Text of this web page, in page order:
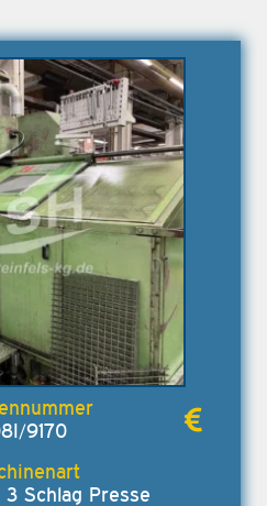
9170
Schlag Presse